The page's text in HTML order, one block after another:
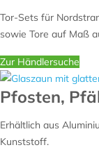
Tor-Sets für
sowie Tore auf Maß
Zur Händlersuche
Pfosten,
Erhältlich aus
Kunststoff.